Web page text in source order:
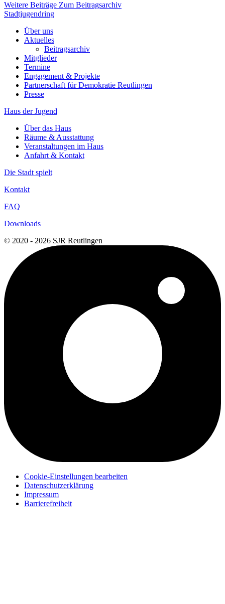
Weitere Beiträge Zum Beitragsarchiv
Stadtjugendring
Über uns
Aktuelles
Beitragsarchiv
Mitglieder
Termine
Engagement & Projekte
Partnerschaft für Demokratie Reutlingen
Presse
Haus der Jugend
Über das Haus
Räume & Ausstattung
Veranstaltungen im Haus
Anfahrt & Kontakt
Die Stadt spielt
Kontakt
FAQ
Downloads
© 2020 - 2026 SJR Reutlingen
Cookie-Einstellungen bearbeiten
Datenschutzerklärung
Impressum
Barrierefreiheit